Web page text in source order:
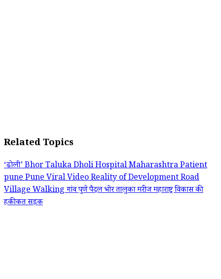
Related Topics
‘ढोली’Bhor TalukaDholiHospitalMaharashtraPatient
punePune Viral VideoReality of DevelopmentRoad
VillageWalkingगांवपुणेपैदलभोर तालुकामरीजमहाराष्ट्रविकास की
हकीकतसड़क